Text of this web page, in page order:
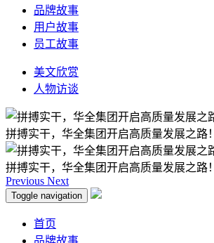
品牌故事
用户故事
员工故事
美文欣赏
人物访谈
拼搏实干，华全集团开启高质量发展之路！
拼搏实干，华全集团开启高质量发展之路！
Previous Next
Toggle navigation
首页